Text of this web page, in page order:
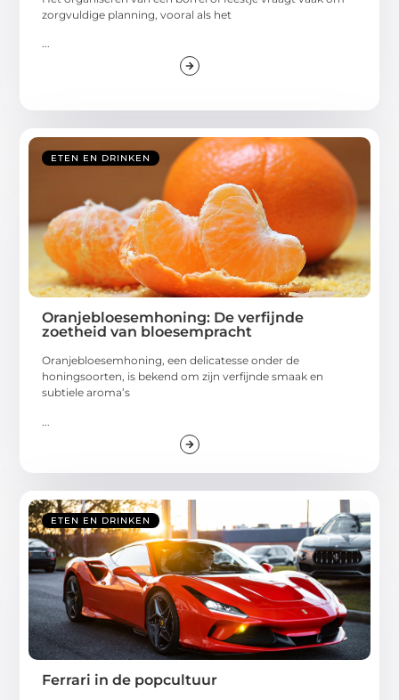
zorgvuldige planning, vooral als het
...
ETEN EN DRINKEN
Oranjebloesemhoning: De verfijnde
zoetheid van bloesempracht
Oranjebloesemhoning, een delicatesse onder de
honingsoorten, is bekend om zijn verfijnde smaak en
subtiele aroma’s
ETEN EN DRINKEN
Ferrari in de popcultuur